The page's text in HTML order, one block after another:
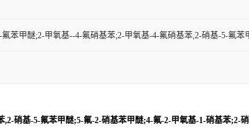
苯甲醚;2-甲氧基--4-氟硝基苯;2-甲氧基-4-氟硝基苯,2-硝基-5-氟
硝基-5-氟苯甲醚;5-氟-2-硝基苯甲醚;4-氟-2-甲氧基-1-硝基苯;2-